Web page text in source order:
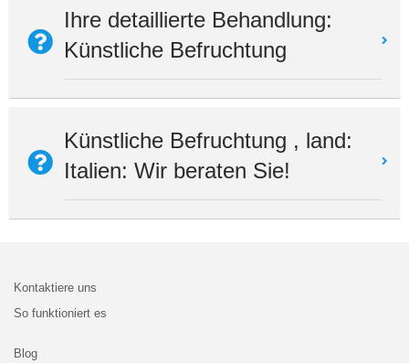
Ihre detaillierte Behandlung:
Künstliche Befruchtung
Künstliche Befruchtung , land:
Italien: Wir beraten Sie!
Kontaktiere uns
So funktioniert es
Blog